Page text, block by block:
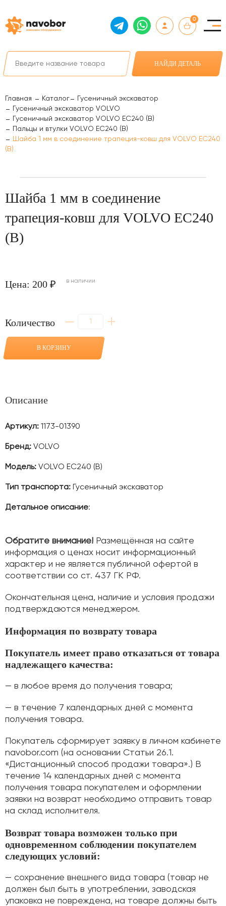
0
НАЙДИ ДЕТАЛЬ
Главная Каталог
Гусеничный экскаватор
Гусеничный экскаватор VOLVO
Гусеничный экскаватор VOLVO EC240 (B)
Пальцы и втулки VOLVO EC240 (B)
Шайба 1 мм в соединение трапеция-ковш для VOLVO EC240
(B)
Шайба 1 мм в соединение
трапеция-ковш для VOLVO EC240
(B)
Цена: 200 ₽ в наличии
Количество
Количество
1
В КОРЗИНУ
Описание
Артикул: 1173-01390
Бренд: VOLVO
Модель: VOLVO EC240 (B)
Тип транспорта: Гусеничный экскаватор
Детальное описание:
Обратите внимание! Размещённая на сайте
информация о ценах носит информационный
характер и не является публичной офертой в
соответствии со ст. 437 ГК РФ.
Окончательная цена, наличие и условия продажи
подтверждаются менеджером.
Информация по возврату товара
Покупатель имеет право отказаться от товара
надлежащего качества:
— в любое время до получения товара;
— в течение 7 календарных дней с момента
получения товара.
Покупатель сформирует заявку в личном кабинете
navobor.com (на основании Статьи 26.1.
«Дистанционный способ продажи товара».) В
течение 14 календарных дней с момента
получения товара покупателем и оформлении
заявки на возврат необходимо отправить товар
на склад исполнителя.
Возврат товара возможен только при
одновременном соблюдении покупателем
следующих условий:
— сохранение внешнего вида товара (товар не
должен был быть в употреблении, заводская
упаковка не повреждена, на товаре должны быть